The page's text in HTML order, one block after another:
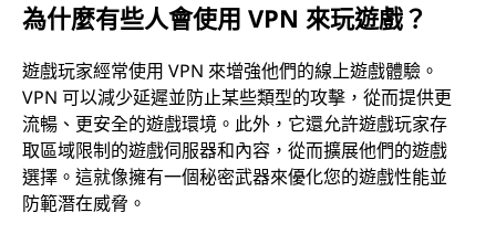
為什麼有些人會使用 VPN 來玩遊戲？
遊戲玩家經常使用 VPN 來增強他們的線上遊戲體驗。
VPN 可以減少延遲並防止某些類型的攻擊，從而提供更
流暢、更安全的遊戲環境。此外，它還允許遊戲玩家存
取區域限制的遊戲伺服器和內容，從而擴展他們的遊戲
選擇。這就像擁有一個秘密武器來優化您的遊戲性能並
防範潛在威脅。